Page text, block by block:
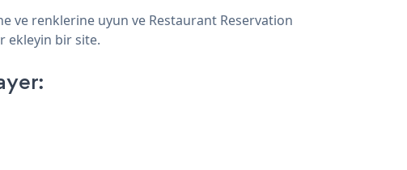
ve renklerine uyun ve Restaurant Reservation
ekleyin bir site.